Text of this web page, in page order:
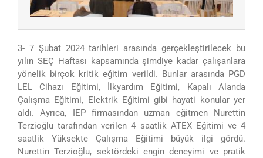
3- 7 Şubat 2024 tarihleri arasında gerçekleştirilecek bu
yılın SEÇ Haftası kapsamında şimdiye kadar çalışanlara
yönelik birçok kritik eğitim verildi. Bunlar arasında PGD
LEL Cihazı Eğitimi, İlkyardım Eğitimi, Kapalı Alanda
Çalışma Eğitimi, Elektrik Eğitimi gibi hayati konular yer
aldı. Ayrıca, IEP firmasından uzman eğitmen Nurettin
Terzioğlu tarafından verilen 4 saatlik ATEX Eğitimi ve 4
saatlik Yüksekte Çalışma Eğitimi büyük ilgi gördü.
Nurettin Terzioğlu, sektördeki engin deneyimi ve pratik